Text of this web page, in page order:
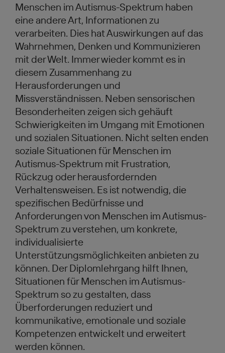
Menschen im Autismus-Spektrum haben
eine andere Art, Informationen zu
verarbeiten. Dies hat Auswirkungen auf das
Wahrnehmen, Denken und Kommunizieren
mit der Welt. Immer wieder kommt es in
diesem Zusammenhang zu
Herausforderungen und
Missverständnissen. Neben sensorischen
Besonderheiten zeigen sich gehäuft
Schwierigkeiten im Umgang mit Emotionen
und sozialen Situationen. Nicht selten enden
soziale Situationen für Menschen im
Autismus-Spektrum mit Frustration,
Rückzug oder herausfordernden
Verhaltensweisen. Es ist notwendig, die
spezifischen Bedürfnisse und
Anforderungen von Menschen im Autismus-
Spektrum zu verstehen, um konkrete,
individualisierte
Unterstützungsmöglichkeiten anbieten zu
können. Der Diplomlehrgang hilft Ihnen,
Situationen für Menschen im Autismus-
Spektrum so zu gestalten, dass
Überforderungen reduziert und
kommunikative, emotionale und soziale
Kompetenzen entwickelt und erweitert
werden können.